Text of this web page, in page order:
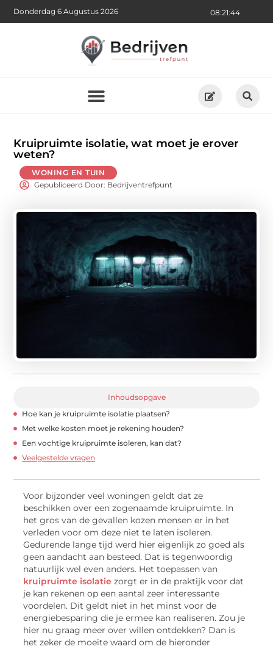
08:21:45
Donderdag 6 Augustus 2026
Kruipruimte isolatie, wat moet je erover
weten?
WONING EN TUIN
Gepubliceerd Door: Bedrijventrefpunt
Inhoudsopgave
Hoe kan je kruipruimte isolatie plaatsen?
Met welke kosten moet je rekening houden?
Een vochtige kruipruimte isoleren, kan dat?
Veelgestelde vragen
Voor bijzonder veel woningen geldt dat ze
beschikken over een zogenaamde kruipruimte. In
het gros van de gevallen kozen mensen er in het
verleden voor om deze niet te laten isoleren.
Gedurende lange tijd werd hier eigenlijk zo goed als
geen aandacht aan besteed. Dat is tegenwoordig
natuurlijk wel even anders. Het toepassen van
kruipruimte isolatie zorgt er in de praktijk voor dat
je kan rekenen op een aantal zeer interessante
voordelen. Dit geldt niet in het minst voor de
energiebesparing die je ermee kan realiseren. Zou je
hier nu graag meer over willen ontdekken? Dan is
het zeker de moeite waard om de hieronder